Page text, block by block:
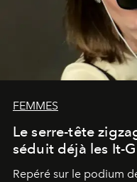
FEMMES
Le serre-tête
séduit déjà les It-
Repéré sur le podium